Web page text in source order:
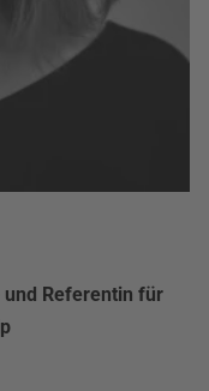
Referentin für